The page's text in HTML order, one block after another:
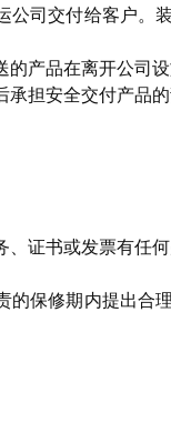
公司交付给客户。
的产品在离开公司
担安全交付产品的
、证书或发票有任
的保修期内提出合